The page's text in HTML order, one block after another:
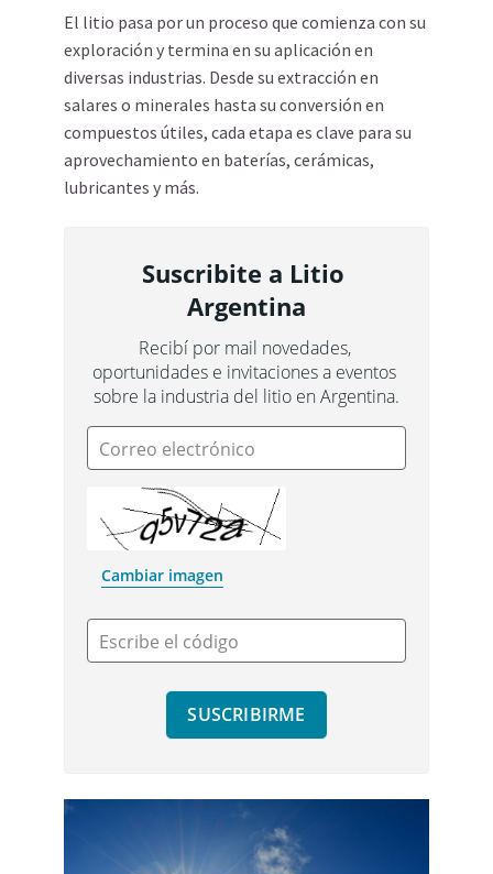
El litio pasa por un proceso que comienza con su
exploración y termina en su aplicación en
diversas industrias. Desde su extracción en
salares o minerales hasta su conversión en
compuestos útiles, cada etapa es clave para su
aprovechamiento en baterías, cerámicas,
lubricantes y más.
Suscribite a Litio
Argentina
Recibí por mail novedades,
oportunidades e invitaciones a eventos
sobre la industria del litio en Argentina.
Correo electrónico
Cambiar imagen
Escribe el código